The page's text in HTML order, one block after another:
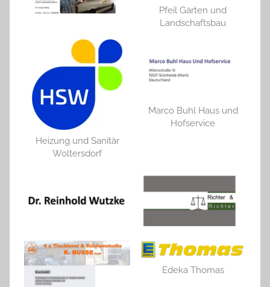
Pfeil Gärten und
Landschaftsbau
Heizung und Sanitär
Woltersdorf
Marco Buhl Haus und
Hofservice
Edeka Thomas